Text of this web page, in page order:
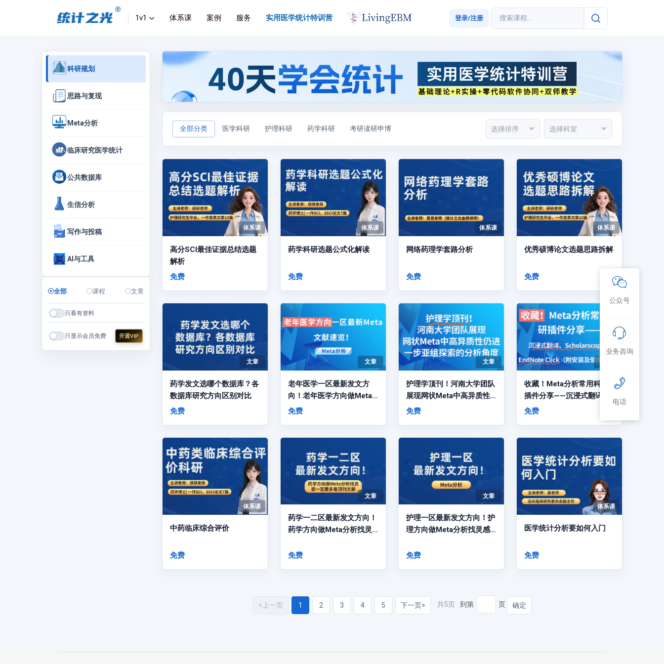
1v1 体系课 案例 服务 实用医学统计特训营 登录/注册
科研规划
思路与复现
Meta分析
临床研究医学统计
公共数据库
生信分析
写作与投稿
AI与工具
全部 课程 文章
只看有资料
只显示会员免费 开通VIP
全部分类 医学科研 护理科研 药学科研 考研读研申博 选择排序 选择科室
体系课
高分SCI最佳证据总结选题
解析
免费
体系课
药学科研选题公式化解读
免费
体系课
网络药理学套路分析
免费
体系课
优秀硕博论文选题思路拆解
免费
文章
药学发文选哪个数据库？各
数据库研究方向区别对比
免费
文章
老年医学一区最新发文方
向！老年医学方向做Meta
分析找灵感一定要多看顶刊
免费
文章
护理学顶刊！河南大学团队
展现网状Meta中高异质性
仍进一步亚组探索的分析角
免费
收藏！Meta分析常用科研
插件分享——沉浸式翻译、
Scholarscope、EndNote
免费
体系课
中药临床综合评价
免费
文章
药学一二区最新发文方向！
药学方向做Meta分析找灵
免费
文章
护理一区最新发文方向！护
理方向做Meta分析找灵感
免费
体系课
医学统计分析要如何入门
免费
<上一页 1 2 3 4 5 下一页> 共5页 到第 页 确定
公众号
业务咨询
电话